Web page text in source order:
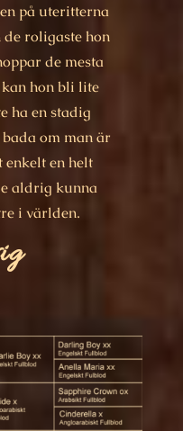
på uteritterna
roligaste hon
de mesta
hon bli lite
ha en stadig
om man är
enkelt en helt
aldrig kunna
i världen.